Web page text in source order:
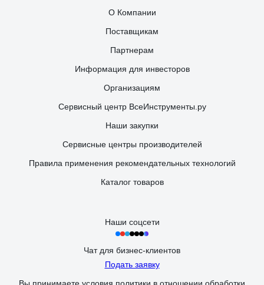
О Компании
Поставщикам
Партнерам
Информация для инвесторов
Организациям
Сервисный центр ВсеИнструменты.ру
Наши закупки
Сервисные центры производителей
Правила применения рекомендательных технологий
Каталог товаров
Наши соцсети
Чат для бизнес-клиентов
Подать заявку